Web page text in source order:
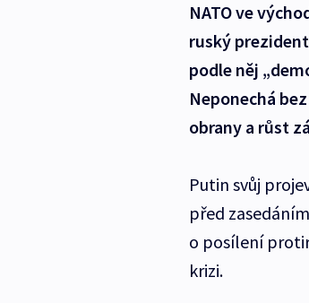
NATO ve
ruský
podle něj
Neponechá
obrany a růst
Putin svůj
před
o posílení
krizi.